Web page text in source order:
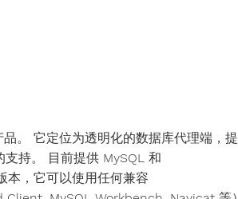
。 它定位为透明化的数据库代理端，提
持。 目前提供 MySQL 和
本，它可以使用任何兼容